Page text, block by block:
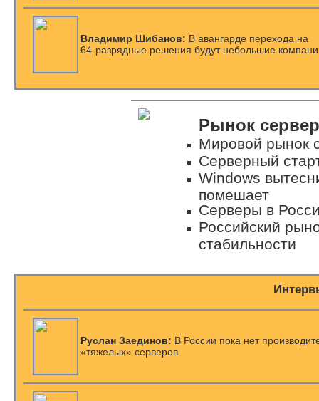
Владимир Шибанов: В авангарде перехода на
64-разрядные решения будут небольшие
Рынок
Мировой рынок
Серверный
Windows
помешает
Серверы в
Российский
стабильности
Руслан Заединов: В России пока нет
«тяжелых» серверов